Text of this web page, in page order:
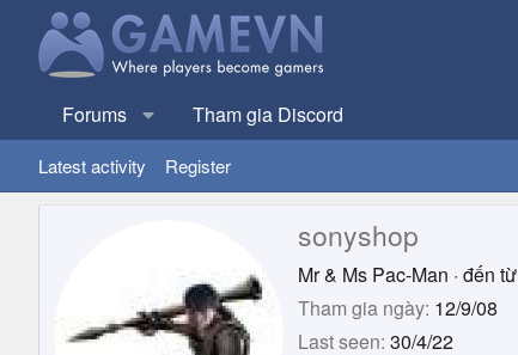
Forums Tham gia Discord
Latest activity Register
sonyshop
Mr & Ms Pac-Man · đến từ
Tham gia ngày 12/9/08
Last seen 30/4/22